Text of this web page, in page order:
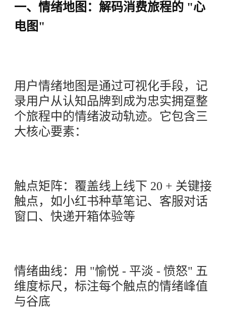
一、情绪地图：解码消费旅程的 "心
电图"
用户情绪地图是通过可视化手段，记
录用户从认知品牌到成为忠实拥趸整
个旅程中的情绪波动轨迹。它包含三
大核心要素：
触点矩阵：覆盖线上线下 20 + 关键接
触点，如小红书种草笔记、客服对话
窗口、快递开箱体验等
情绪曲线：用 "愉悦 - 平淡 - 愤怒" 五
维度标尺，标注每个触点的情绪峰值
与谷底